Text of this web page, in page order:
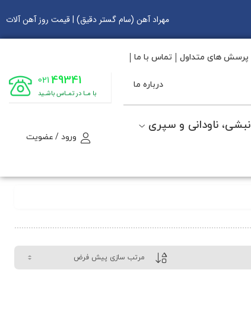
مهراد آهن (سام گستر دقیق) | قیمت روز آهن آلات
پرسش های متداول تماس با ما
درباره ما
نبشی، ناودانی و سپری
49341
021
با مـا در تمـاس باشـید
ورود / عضویت